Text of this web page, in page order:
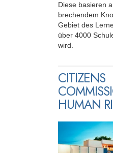
Diese basieren
brechendem
Gebiet des
über 4000
wird.
CITIZENS
HUMAN